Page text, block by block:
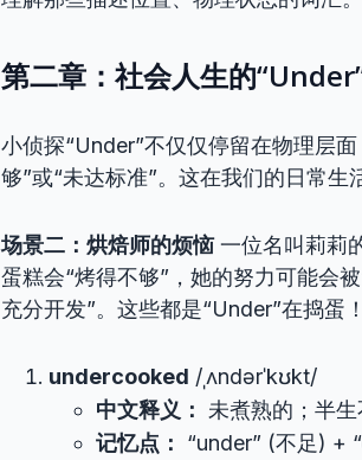
第二章：社会人生的
小侦探“Under”不仅仅停留在物理层
够”或“未达标准”。这在我们的日常生
场景二：烘焙师的烦恼一位名叫莉莉
蛋糕会“烤得不够”，她的努力可能会
充分开发”。这些都是“Under”在捣蛋！
undercooked /ˌʌndərˈkʊkt/
中文释义：
未煮熟的；半
记忆点：
“under” (不足) +